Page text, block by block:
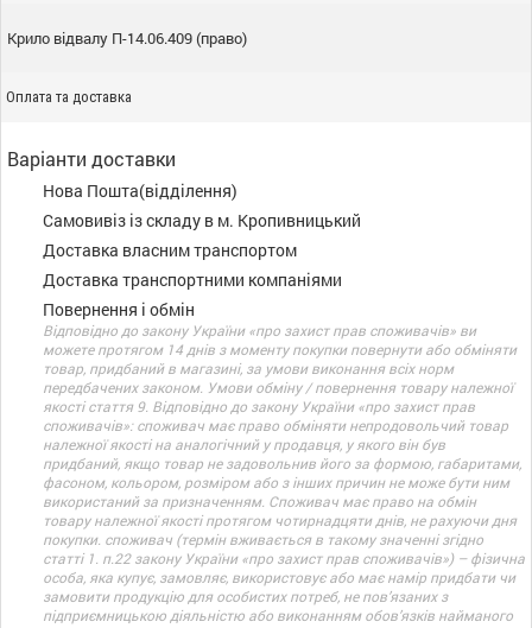
Крило відвалу П-14.06.409 (право)
Оплата та доставка
Варіанти доставки
Нова Пошта(відділення)
Самовивіз із складу в м. Кропивницький
Доставка власним транспортом
Доставка транспортними компаніями
Повернення і обмін
Відповідно до закону України «про захист прав споживачів» ви
можете протягом 14 днів з моменту покупки повернути або обміняти
товар, придбаний в магазині, за умови виконання всіх норм
передбачених законом. Умови обміну / повернення товару належної
якості стаття 9. Відповідно до закону України «про захист прав
споживачів»: споживач має право обміняти непродовольчий товар
належної якості на аналогічний у продавця, у якого він був
придбаний, якщо товар не задовольнив його за формою, габаритами,
фасоном, кольором, розміром або з інших причин не може бути ним
використаний за призначенням. Споживач має право на обмін
товару належної якості протягом чотирнадцяти днів, не рахуючи дня
покупки. споживач (термін вживається в такому значенні згідно
статті 1. п.22 закону України «про захист прав споживачів») – фізична
особа, яка купує, замовляє, використовує або має намір придбати чи
замовити продукцію для особистих потреб, не пов’язаних з
підприємницькою діяльністю або виконанням обов’язків найманого